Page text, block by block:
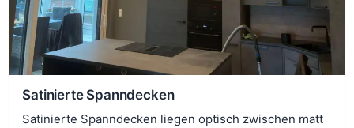
Satinierte Spanndecken
Satinierte Spanndecken liegen optisch zwischen matt